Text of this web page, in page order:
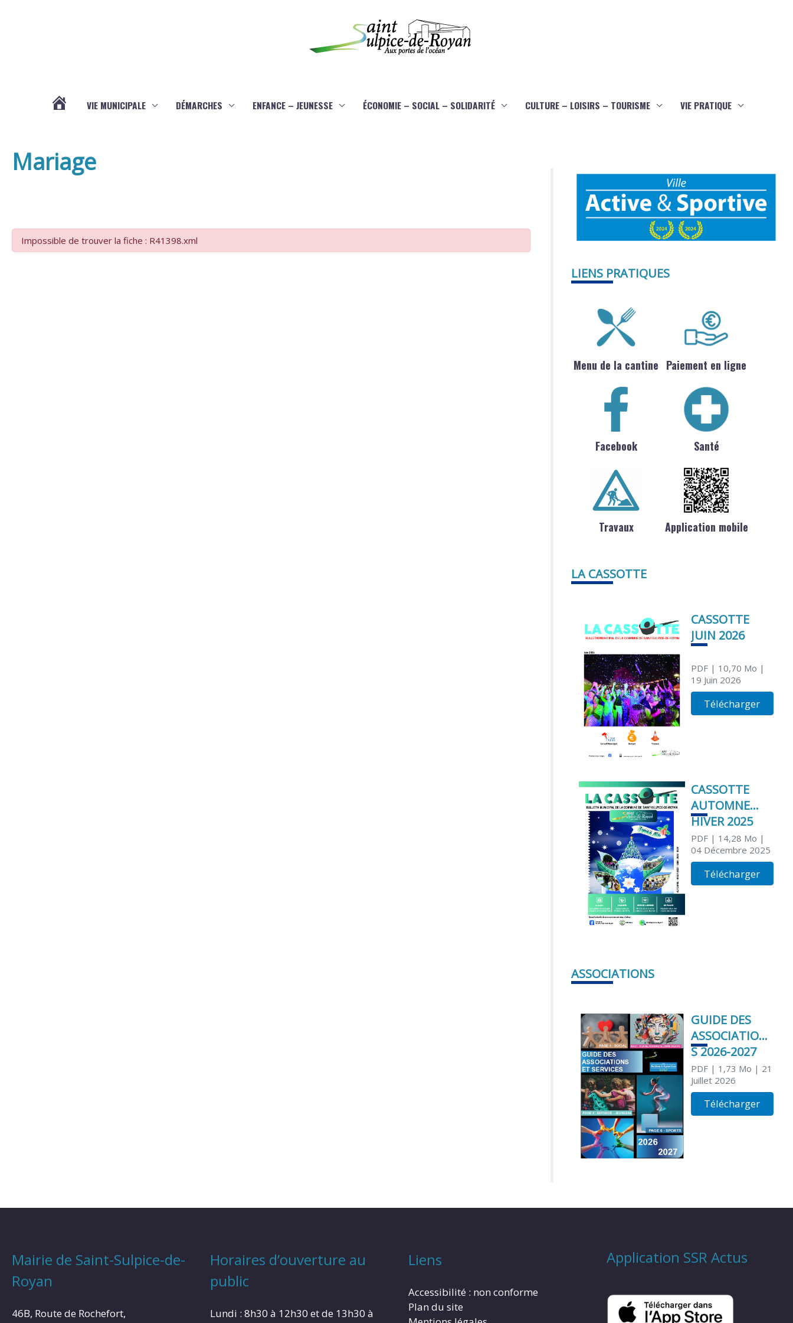
VIE MUNICIPALE DÉMARCHES ENFANCE – JEUNESSE ÉCONOMIE – SOCIAL – SOLIDARITÉ CULTURE – LOISIRS – TOURISME VIE PRATIQUE
Mariage
Impossible de trouver la fiche : R41398.xml
LIENS PRATIQUES
Menu de la cantine Paiement en ligne
Facebook Santé
Travaux Application mobile
LA CASSOTTE
CASSOTTE
JUIN 2026
PDF| 10,70 Mo |
19 Juin 2026
Télécharger
CASSOTTE
AUTOMNE
HIVER 2025
PDF| 14,28 Mo |
04 Décembre 2025
Télécharger
ASSOCIATIONS
GUIDE DES
ASSOCIATION
S 2026-2027
PDF| 1,73 Mo | 21
Juillet 2026
Télécharger
Mairie de Saint-Sulpice-de-
Royan
46B, Route de Rochefort,
Horaires d’ouverture au
public
Lundi : 8h30 à 12h30 et de 13h30 à
Liens
Accessibilité : non conforme
Plan du site
Application SSR Actus